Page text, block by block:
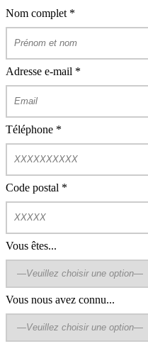
Nom complet *
Adresse e-mail *
Téléphone *
Code postal *
Vous êtes...
Vous nous avez connu...